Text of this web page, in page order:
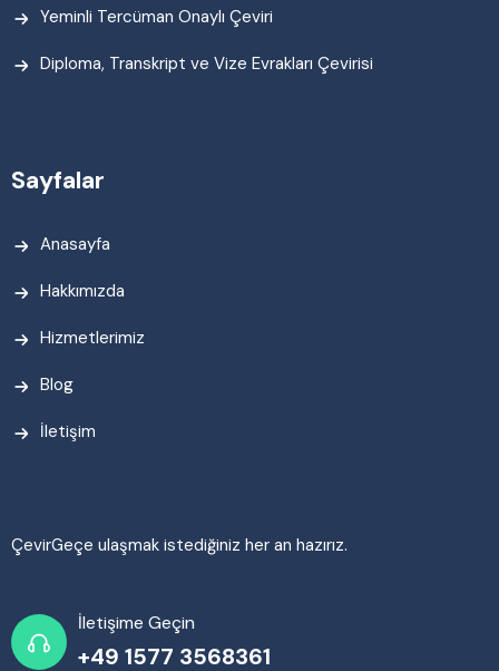
Yeminli Tercüman Onaylı Çeviri
Diploma, Transkript ve Vize Evrakları Çevirisi
Sayfalar
Anasayfa
Hakkımızda
Hizmetlerimiz
Blog
İletişim
ÇevirGeçe ulaşmak istediğiniz her an hazırız.
İletişime Geçin
+49 1577 3568361